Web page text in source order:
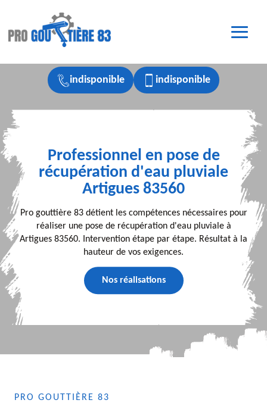
indisponible indisponible
Professionnel en pose de
récupération d'eau pluviale
Artigues 83560
Pro gouttière 83 détient les compétences nécessaires pour
réaliser une pose de récupération d'eau pluviale à
Artigues 83560. Intervention étape par étape. Résultat à la
hauteur de vos exigences.
Nos réalisations
PRO GOUTTIÈRE 83